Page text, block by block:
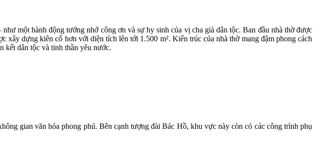
một hành động tưởng nhớ công ơn và sự hy sinh của vị cha già dân tộc. Ban đầu nhà thờ được
xây dựng kiên cố hơn với diện tích lên tới 1.500 m². Kiến trúc của nhà thờ mang đậm phong cách
kết dân tộc và tinh thần yêu nước.
gian văn hóa phong phú. Bên cạnh tượng đài Bác Hồ, khu vực này còn có các công trình phụ